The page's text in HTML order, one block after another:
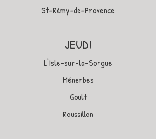
St-Rémy-de-Provence
JEUDI
L'Isle-sur-la-Sorgue
Ménerbes
Goult
Roussillon